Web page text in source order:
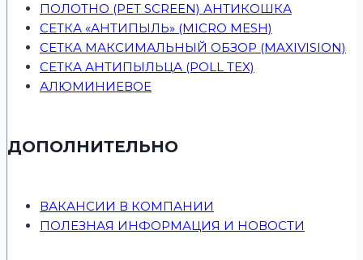
ПОЛОТНО (PET SCREEN) АНТИКОШКА
СЕТКА «АНТИПЫЛЬ» (MICRO MESH)
СЕТКА МАКСИМАЛЬНЫЙ ОБЗОР (MAXIVISION)
СЕТКА АНТИПЫЛЬЦА (POLL TEX)
АЛЮМИНИЕВОЕ
ДОПОЛНИТЕЛЬНО
ВАКАНСИИ В КОМПАНИИ
ПОЛЕЗНАЯ ИНФОРМАЦИЯ И НОВОСТИ